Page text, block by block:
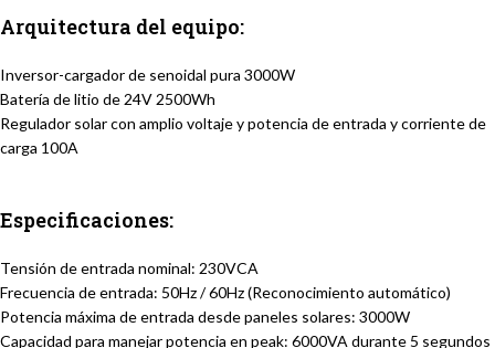
Arquitectura del equipo:
Inversor-cargador de senoidal pura 3000W
Batería de litio de 24V 2500Wh
Regulador solar con amplio voltaje y potencia de entrada y corriente de
carga 100A
Especificaciones:
Tensión de entrada nominal: 230VCA
Frecuencia de entrada: 50Hz / 60Hz (Reconocimiento automático)
Potencia máxima de entrada desde paneles solares: 3000W
Capacidad para manejar potencia en peak: 6000VA durante 5 segundos